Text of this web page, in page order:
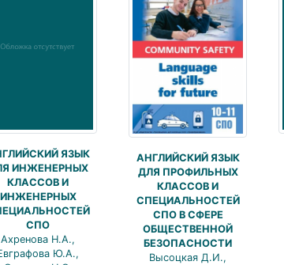
ЯЗЫК
ИНЖЕНЕРНЫХ
КЛАССОВ И
ИНЖЕНЕРНЫХ
СПО
Ахренова Н.А.,
Ю.А.,
АНГЛИЙСКИЙ ЯЗЫК
ДЛЯ ПРОФИЛЬНЫХ
КЛАССОВ И
СПЕЦИАЛЬНОСТЕЙ
СПО В СФЕРЕ
ОБЩЕСТВЕННОЙ
БЕЗОПАСНОСТИ
Высоцкая Д.И.,